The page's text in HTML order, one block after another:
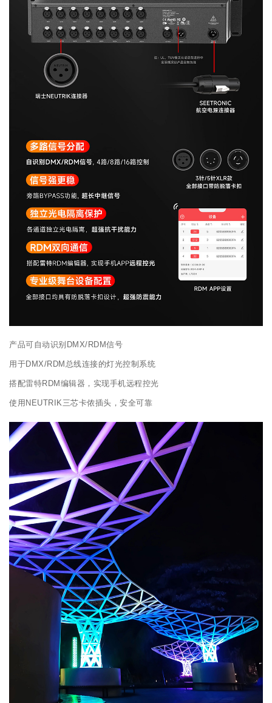
产品可自动识别DMX/RDM信号
用于DMX/RDM总线连接的灯光控制系统
搭配雷特RDM编辑器，实现手机远程控光
使用NEUTRIK三芯卡侬插头，安全可靠